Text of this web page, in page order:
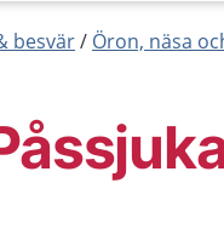
besvär Öron, näsa